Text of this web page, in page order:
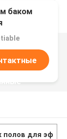
баком
полов для эф